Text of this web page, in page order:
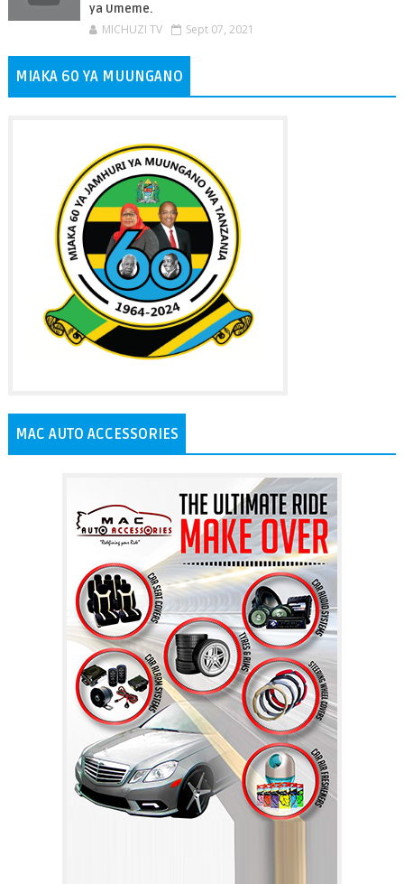
ya Umeme.
MICHUZI TV Sept 07, 2021
MIAKA 60 YA MUUNGANO
MAC AUTO ACCESSORIES